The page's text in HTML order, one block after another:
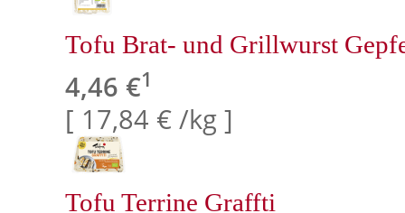
Tofu Brat- und Grillwurst
4,46 €1
[ 17,84 € /kg ]
Tofu Terrine Graffti